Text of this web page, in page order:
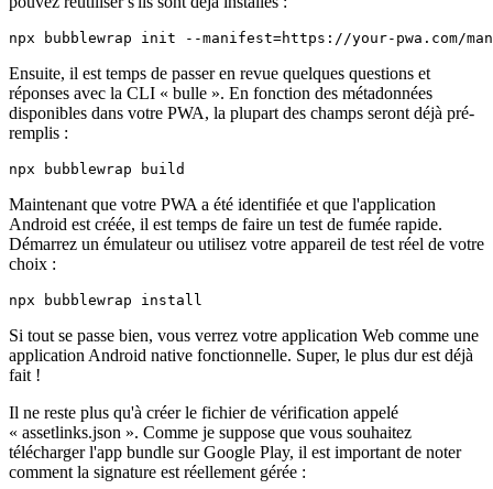
C'est tout ce dont nous avons besoin pour l'instant. Commençons
alors le projet « bulle ». Remplacez simplement le domaine par le
vôtre et vérifiez où se trouve le "manifest.json". Il vous sera
demandé les emplacements Java SDK + Android SDK, que vous
pouvez réutiliser s'ils sont déjà installés :
Ensuite, il est temps de passer en revue quelques questions et
réponses avec la CLI « bulle ». En fonction des métadonnées
disponibles dans votre PWA, la plupart des champs seront déjà pré-
remplis :
Maintenant que votre PWA a été identifiée et que l'application
Android est créée, il est temps de faire un test de fumée rapide.
Démarrez un émulateur ou utilisez votre appareil de test réel de votre
choix :
Si tout se passe bien, vous verrez votre application Web comme une
application Android native fonctionnelle. Super, le plus dur est déjà
fait !